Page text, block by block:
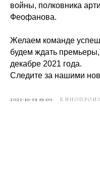
войны, полковника
Феофанова.
Желаем команде
будем ждать премьеры,
декабре 2021 года.
Следите за нашими
2021-10-19 19:00